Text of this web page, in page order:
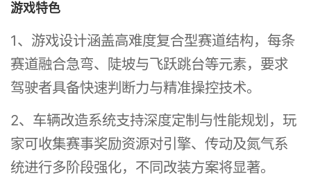
游戏特色
1、游戏设计涵盖高难度复合型赛道结构，每条
赛道融合急弯、陡坡与飞跃跳台等元素，要求
驾驶者具备快速判断力与精准操控技术。
2、车辆改造系统支持深度定制与性能规划，玩
家可收集赛事奖励资源对引擎、传动及氮气系
统进行多阶段强化，不同改装方案将显著。